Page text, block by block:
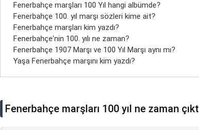
Fenerbahçe marşları 100 Yıl hangi albümde?
Fenerbahçe 100. yıl marşı sözleri kime ait?
Fenerbahçe marşları kim yazdı?
Fenerbahçe'nin 100. yılı ne zaman?
Fenerbahçe 1907 Marşı ve 100 Yıl Marşı aynı mı?
Yaşa Fenerbahçe marşını kim yazdı?
Fenerbahçe marşları 100 yıl ne zaman